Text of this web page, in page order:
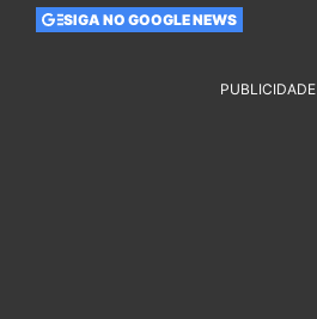
SIGA NO GOOGLE NEWS
PUBLICIDADE